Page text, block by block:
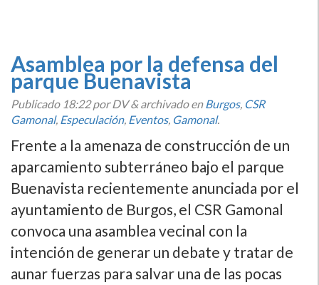
Asamblea por la defensa del
parque Buenavista
Publicado 18:22por DV&archivado enBurgos, CSR
Gamonal, Especulación, Eventos, Gamonal.
Frente a la amenaza de construcción de un
aparcamiento subterráneo bajo el parque
Buenavista recientemente anunciada por el
ayuntamiento de Burgos, el CSR Gamonal
convoca una asamblea vecinal con la
intención de generar un debate y tratar de
aunar fuerzas para salvar una de las pocas